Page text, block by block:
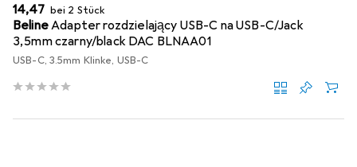
EUR
14,47 bei 2 Stück
BelineAdapter rozdzielający USB-C na USB-C/Jack
3,5mm czarny/black DAC BLNAA01
USB-C, 3.5mm Klinke, USB-C